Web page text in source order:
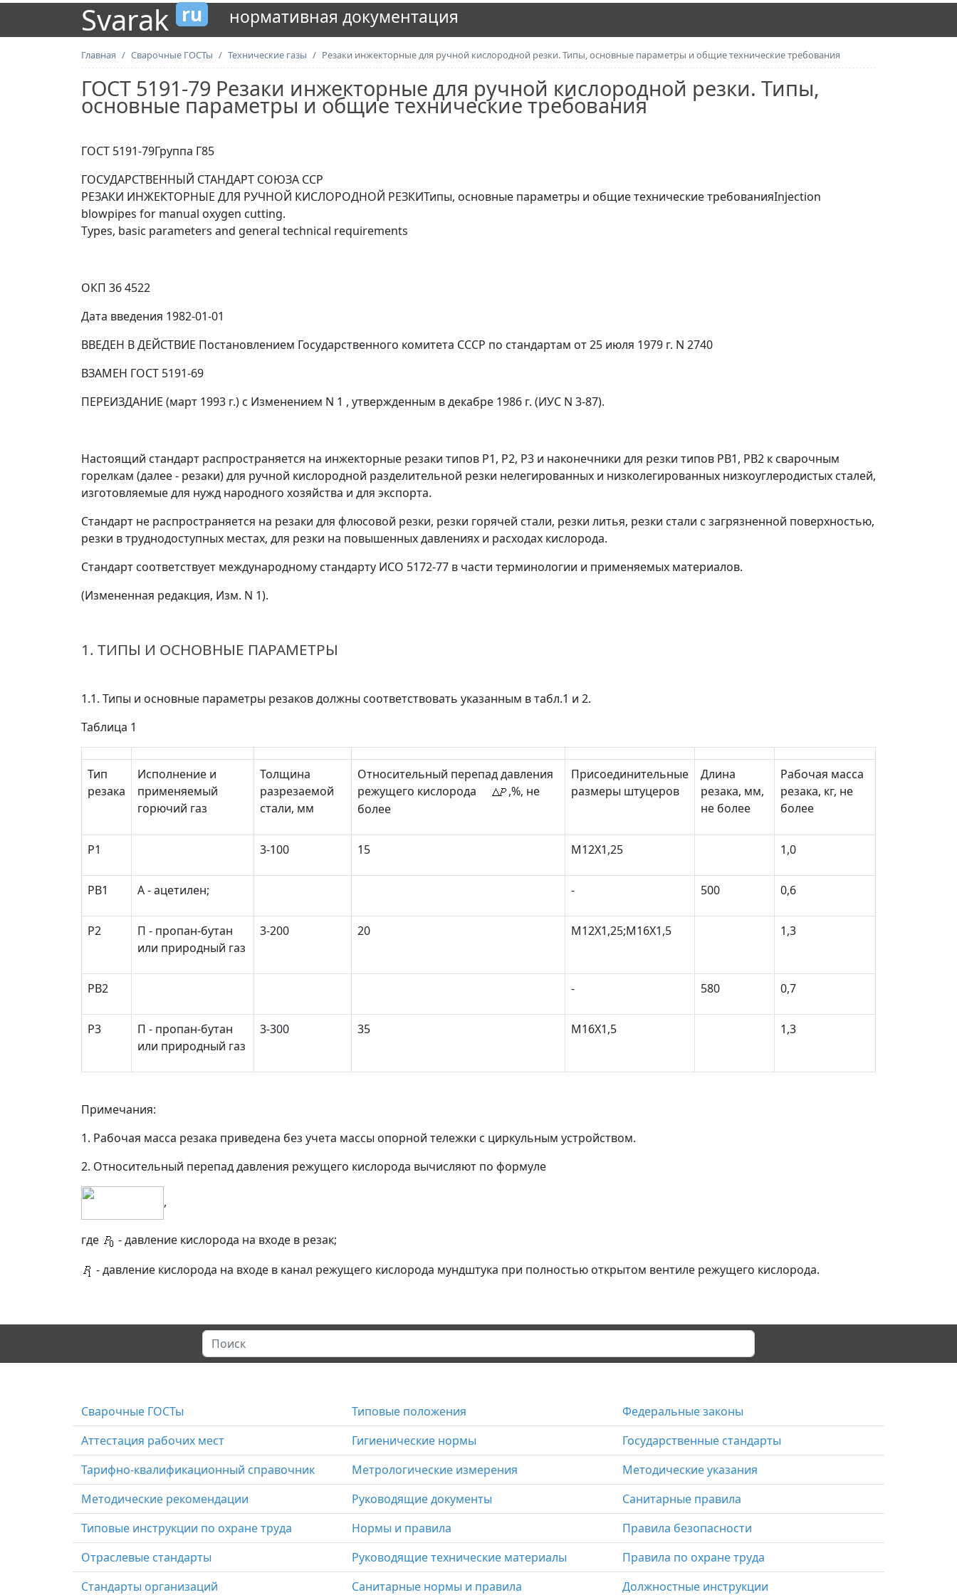
Svarak ru нормативная документация
Главная Сварочные ГОСТы Технические газы Резаки инжекторные для ручной кислородной резки. Типы, основные параметры и общие технические требования
ГОСТ 5191-79 Резаки инжекторные для ручной кислородной резки. Типы,
основные параметры и общие технические требования
ГОСТ 5191-79Группа Г85
ГОСУДАРСТВЕННЫЙ СТАНДАРТ СОЮЗА ССР
РЕЗАКИ ИНЖЕКТОРНЫЕ ДЛЯ РУЧНОЙ КИСЛОРОДНОЙ РЕЗКИТипы, основные параметры и общие технические требованияInjection
blowpipes for manual oxygen cutting.
Types, basic parameters and general technical requirements
ОКП 36 4522
Дата введения 1982-01-01
ВВЕДЕН В ДЕЙСТВИЕ Постановлением Государственного комитета СССР по стандартам от 25 июля 1979 г. N 2740
ВЗАМЕН ГОСТ 5191-69
ПЕРЕИЗДАНИЕ (март 1993 г.) с Изменением N 1 , утвержденным в декабре 1986 г. (ИУС N 3-87).
Настоящий стандарт распространяется на инжекторные резаки типов Р1, Р2, Р3 и наконечники для резки типов РВ1, РВ2 к сварочным
горелкам (далее - резаки) для ручной кислородной разделительной резки нелегированных и низколегированных низкоуглеродистых сталей,
изготовляемые для нужд народного хозяйства и для экспорта.
Стандарт не распространяется на резаки для флюсовой резки, резки горячей стали, резки литья, резки стали с загрязненной поверхностью,
резки в труднодоступных местах, для резки на повышенных давлениях и расходах кислорода.
Стандарт соответствует международному стандарту ИСО 5172-77 в части терминологии и применяемых материалов.
(Измененная редакция, Изм. N 1).
1. ТИПЫ И ОСНОВНЫЕ ПАРАМЕТРЫ
1.1. Типы и основные параметры резаков должны соответствовать указанным в табл.1 и 2.
Таблица 1
Тип
резака
Исполнение и
применяемый
горючий газ
Толщина
разрезаемой
стали, мм
Относительный перепад давления
режущего кислорода
,%, не
более
Присоединительные
размеры штуцеров
Длина
резака, мм,
не более
Рабочая масса
резака, кг, не
более
P1 3-100 15 М12Х1,25 1,0
РВ1 А - ацетилен; - 500 0,6
Р2
П - пропан-бутан
или природный газ
3-200 20 М12Х1,25;M16Х1,5 1,3
РВ2 - 580 0,7
Р3
П - пропан-бутан
или природный газ
3-300 35 M16X1,5 1,3
Примечания:
1. Рабочая масса резака приведена без учета массы опорной тележки с циркульным устройством.
2. Относительный перепад давления режущего кислорода вычисляют по формуле
,
где
- давление кислорода на входе в резак;
- давление кислорода на входе в канал режущего кислорода мундштука при полностью открытом вентиле режущего кислорода.
Сварочные ГОСТы Типовые положения
Федеральные законы
Аттестация рабочих мест
Гигиенические нормы
Государственные стандарты
Тарифно-квалификационный справочник
Метрологические измерения
Методические указания
Методические рекомендации
Руководящие документы
Санитарные правила
Типовые инструкции по охране труда
Нормы и правила
Правила безопасности
Отраслевые стандарты
Руководящие технические материалы
Правила по охране труда
Стандарты организаций
Санитарные нормы и правила Должностные инструкции